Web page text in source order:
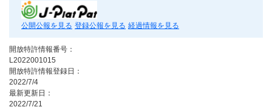
公開公報を見る 登録公報を見る 経過情報を見る
開放特許情報番号：
L2022001015
開放特許情報登録日：
2022/7/4
最新更新日：
2022/7/21